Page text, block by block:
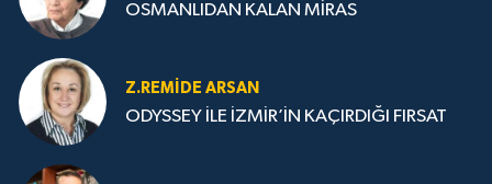
OSMANLIDAN KALAN MİRAS
Z.REMIDE ARSAN
ODYSSEY İLE İZMİR’İN KAÇIRDIĞI FIRSAT